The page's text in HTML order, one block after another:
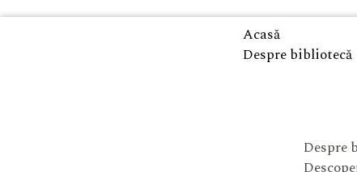
Acasă
Despre bibliotecă
Despre